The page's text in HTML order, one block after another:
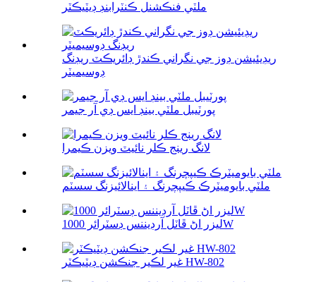
ملٽي فنڪشنل ڪنٽرابنڊ ڊيٽيڪٽر
ريڊيئيشن ڊوز جي نگراني ڪندڙ ڊائريڪٽ ريڊنگ
ڊوسيميٽر
پورٽيبل ملٽي بينڊ ايس ڊي آر جيمر
لانگ رينج ڪلر نائيٽ ويزن ڪيمرا
ملٽي بايوميٽرڪ ڪيپچرنگ ۽ اينالائيزنگ سسٽم
ليزر اڻ ڦاٽل آرڊيننس ڊسٽرائر 1000W
غير لڪير جنڪشن ڊيٽيڪٽر HW-802